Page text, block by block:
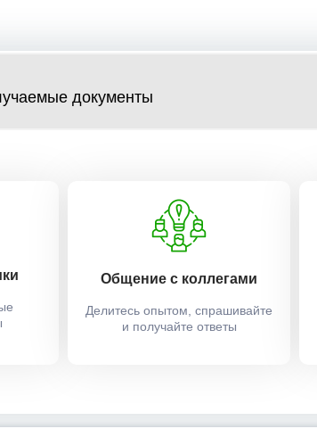
документы
Общение с коллегами
Делитесь опытом, спрашивайте
и получайте ответы